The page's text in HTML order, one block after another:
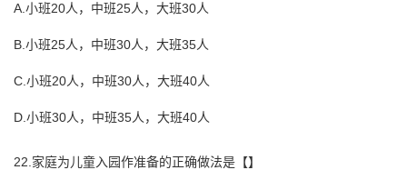
A.小班20人，中班25人，大班30人
B.小班25人，中班30人，大班35人
C.小班20人，中班30人，大班40人
D.小班30人，中班35人，大班40人
22.家庭为儿童入园作准备的正确做法是【】